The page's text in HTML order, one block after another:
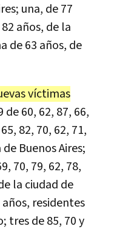
una, de 77
años, de la
de 63 años, de
víctimas
de 60, 62, 87, 66,
82, 70, 62, 71,
Buenos Aires;
70, 79, 62, 78,
la ciudad de
años, residentes
tres de 85, 70 y